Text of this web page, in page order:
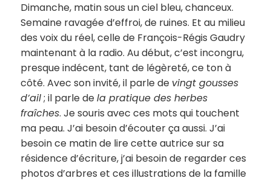
Dimanche, matin sous un ciel bleu, chanceux.
Semaine ravagée d’effroi, de ruines. Et au milieu
des voix du réel, celle de François-Régis Gaudry
maintenant à la radio. Au début, c’est incongru,
presque indécent, tant de légèreté, ce ton à
côté. Avec son invité, il parle de vingt gousses
d’ail; il parle dela pratique des herbes
fraîches. Je souris avec ces mots qui touchent
ma peau. J’ai besoin d’écouter ça aussi. J’ai
besoin ce matin de lire cette autrice sur sa
résidence d’écriture, j’ai besoin de regarder ces
photos d’arbres et ces illustrations de la famille